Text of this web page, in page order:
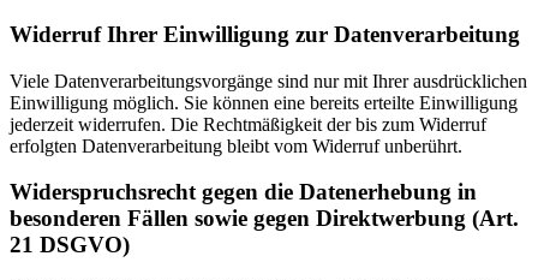
Widerruf Ihrer Einwilligung zur Datenverarbeitung
Viele Datenverarbeitungsvorgänge sind nur mit Ihrer ausdrücklichen
Einwilligung möglich. Sie können eine bereits erteilte Einwilligung
jederzeit widerrufen. Die Rechtmäßigkeit der bis zum Widerruf
erfolgten Datenverarbeitung bleibt vom Widerruf unberührt.
Widerspruchsrecht gegen die Datenerhebung in
besonderen Fällen sowie gegen Direktwerbung (Art.
21 DSGVO)